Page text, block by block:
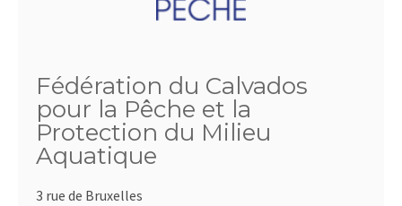
Fédération du Calvados
pour la Pêche et la
Protection du Milieu
Aquatique
3 rue de Bruxelles